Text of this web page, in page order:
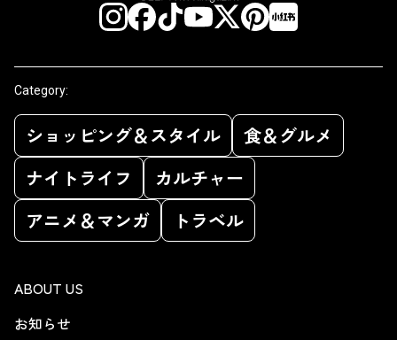
Category:
ショッピング＆スタイル
食＆グルメ
ナイトライフ
カルチャー
アニメ＆マンガ
トラベル
ABOUT US
お知らせ